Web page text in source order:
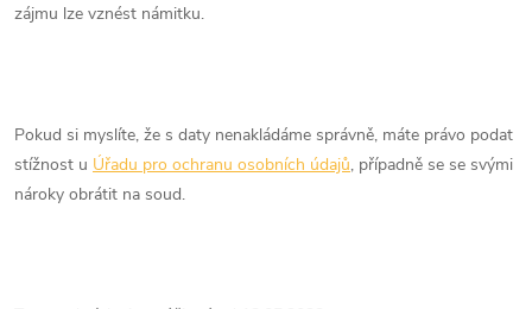
zájmu lze vznést námitku.
Pokud si myslíte, že s daty nenakládáme správně, máte právo podat
stížnost u Úřadu pro ochranu osobních údajů, případně se se svými
nároky obrátit na soud.